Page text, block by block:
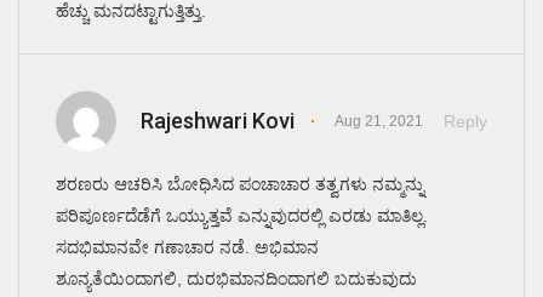
ಹೆಚ್ಚು ಮನದಟ್ಟಾಗುತ್ತಿತ್ತು.
Rajeshwari Kovi Aug 21, 2021 Reply
ಶರಣರು ಆಚರಿಸಿ ಬೋಧಿಸಿದ ಪಂಚಾಚಾರ ತತ್ವಗಳು ನಮ್ಮನ್ನು
ಪರಿಪೂರ್ಣದೆಡೆಗೆ ಒಯ್ಯುತ್ತವೆ ಎನ್ನುವುದರಲ್ಲಿ ಎರಡು ಮಾತಿಲ್ಲ.
ಸದಭಿಮಾನವೇ ಗಣಾಚಾರ ನಡೆ. ಅಭಿಮಾನ
ಶೂನ್ಯತೆಯಿಂದಾಗಲಿ, ದುರಭಿಮಾನದಿಂದಾಗಲಿ ಬದುಕುವುದು